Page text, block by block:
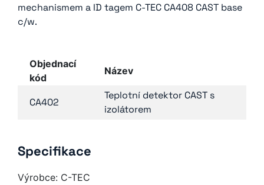
mechanismem a ID tagem C-TEC CA408 CAST base
c/w.
Objednací
kód
Název
CA402
Teplotní detektor CAST s
izolátorem
Specifikace
Výrobce: C-TEC